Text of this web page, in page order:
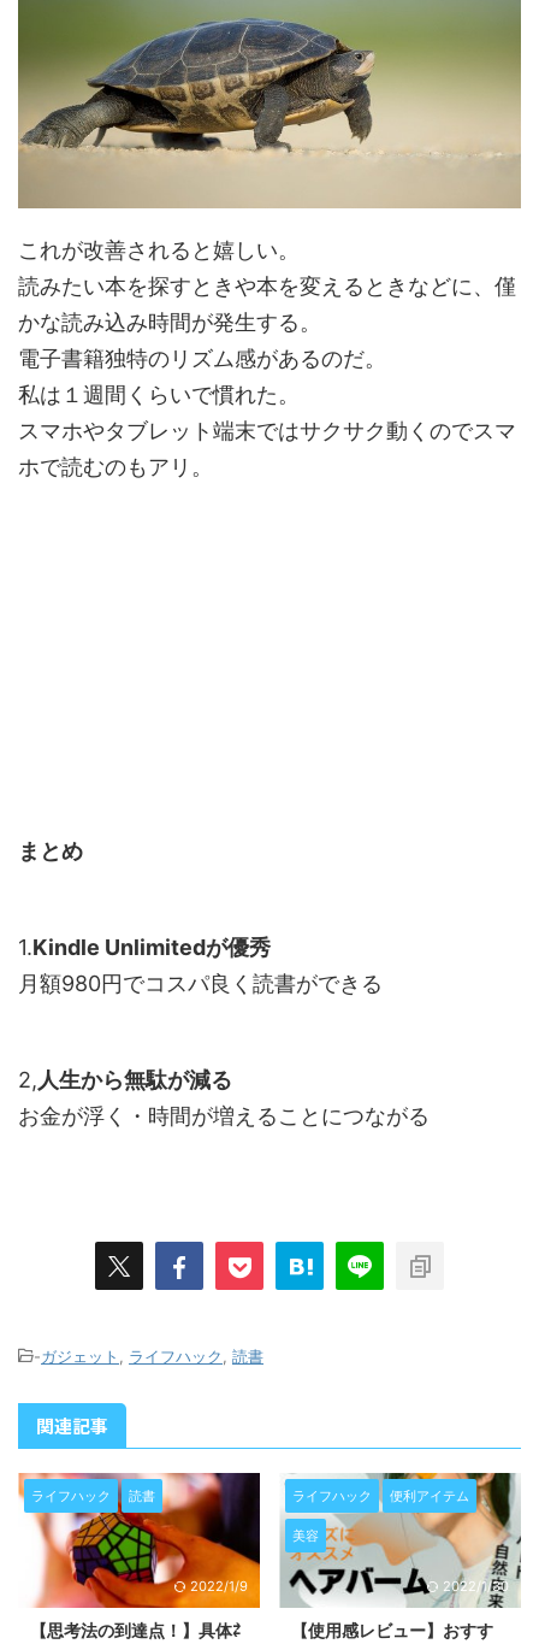
これが改善されると嬉しい。
読みたい本を探すときや本を変えるときなどに、 僅
かな読み込み時間が発生する。
電子書籍独特のリズム感があるのだ。
私は１週間くらいで慣れた。
スマホやタブレット端末ではサクサク動くのでスマ
ホで読むのもアリ。
まとめ
1.Kindle Unlimitedが優秀
月額980円でコスパ良く読書ができる
2,人生から無駄が減る
お金が浮く・時間が増えることにつながる
-ガジェット ライフハック 読書
関連記事
ライフハック 読書
2022/1/9
【思考法の到達点！】具体⇄
ライフハック 便利アイテム
美容
2022/1/30
【使用感レビュー】おすす